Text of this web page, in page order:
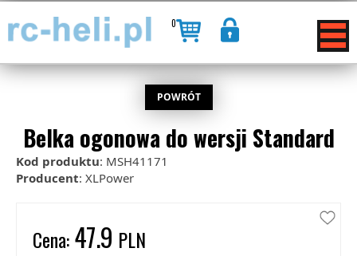
0
POWRÓT
Belka ogonowa do wersji Standard
Kod produktu: MSH41171
Producent: XLPower
Cena:47.9 PLN